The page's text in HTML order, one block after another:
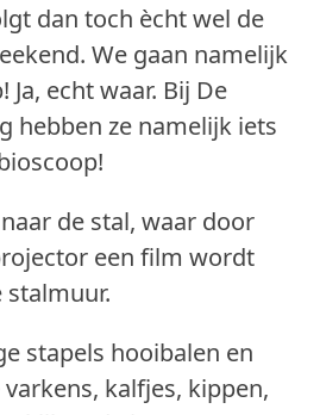
dan toch ècht wel de
We gaan namelijk
echt waar. Bij De
hebben ze namelijk iets
de stal, waar door
een film wordt
stalmuur.
stapels hooibalen en
kalfjes, kippen,